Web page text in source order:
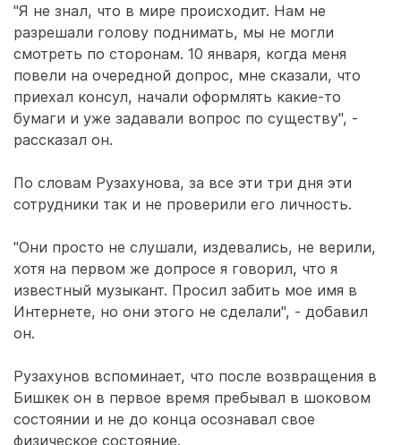
"Я не знал, что в мире происходит. Нам не
разрешали голову поднимать, мы не могли
смотреть по сторонам. 10 января, когда меня
повели на очередной допрос, мне сказали, что
приехал консул, начали оформлять какие-то
бумаги и уже задавали вопрос по существу", -
рассказал он.
По словам Рузахунова, за все эти три дня эти
сотрудники так и не проверили его личность.
"Они просто не слушали, издевались, не верили,
хотя на первом же допросе я говорил, что я
известный музыкант. Просил забить мое имя в
Интернете, но они этого не сделали", - добавил
он.
Рузахунов вспоминает, что после возвращения в
Бишкек он в первое время пребывал в шоковом
состоянии и не до конца осознавал свое
физическое состояние.